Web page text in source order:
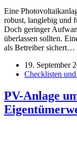
Eine
robust, langlebig und
Doch geringer
überlassen sollten.
als Betreiber sichert…
19. September
Checklisten
PV-Anlage